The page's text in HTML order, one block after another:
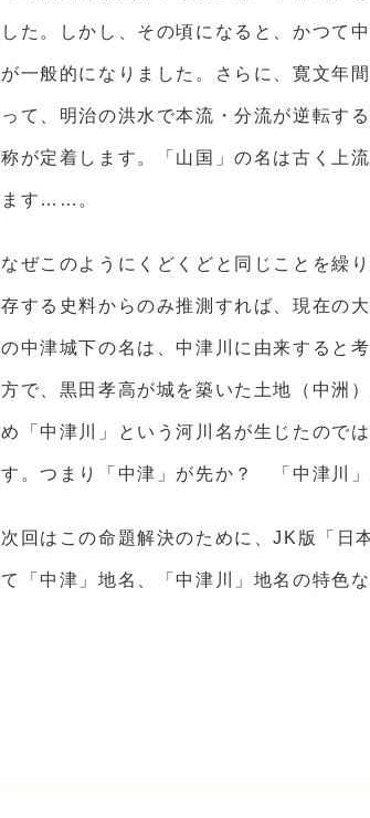
した。しかし、その頃になると、かつて
が一般的になりました。さらに、寛文年
って、明治の洪水で本流・分流が逆転す
称が定着します。「山国」の名は古く上
ます……。
なぜこのようにくどくどと同じことを繰
存する史料からのみ推測すれば、現在の
の中津城下の名は、中津川に由来すると
方で、黒田孝高が城を築いた土地（中洲
め「中津川」という河川名が生じたので
す。つまり「中津」が先か？ 「中津川
次回はこの命題解決のために、JK版「日
て「中津」地名、「中津川」地名の特色